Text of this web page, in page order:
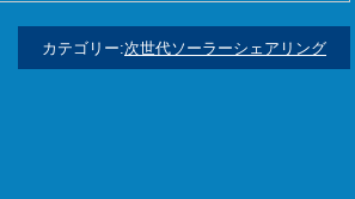
カテゴリー:次世代ソーラーシェアリング